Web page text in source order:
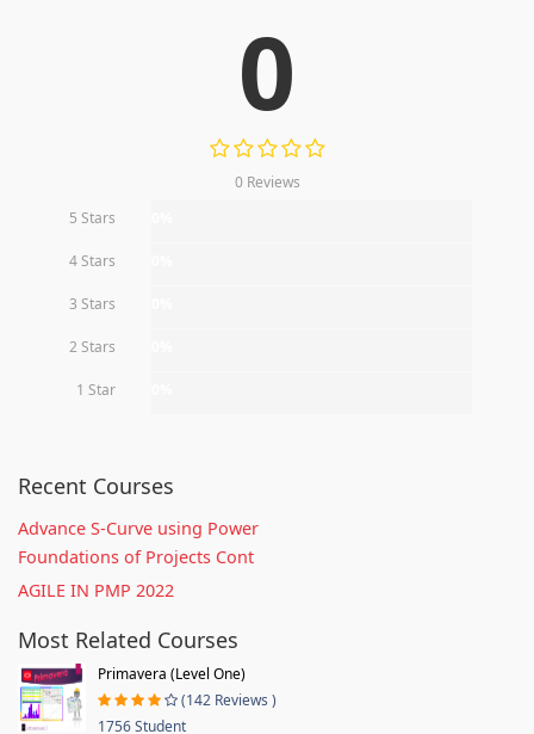
0
0 Reviews
5 Stars
4 Stars
3 Stars
2 Stars
1 Star
Recent Courses
Advance S-Curve using Power
Foundations of Projects Cont
AGILE IN PMP 2022
Most Related Courses
Primavera (Level One)
(142 Reviews )
1756 Student